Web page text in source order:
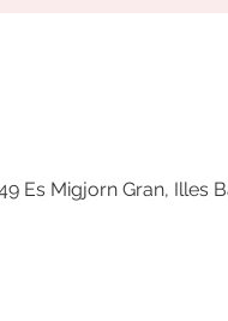
Es Migjorn Gran, Illes